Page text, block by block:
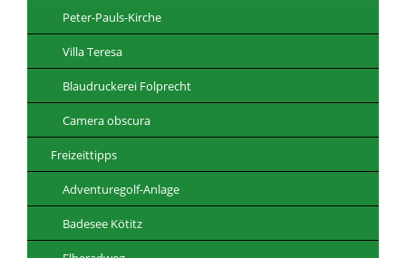
Peter-Pauls-Kirche
Villa Teresa
Blaudruckerei Folprecht
Camera obscura
Freizeittipps
Adventuregolf-Anlage
Badesee Kötitz